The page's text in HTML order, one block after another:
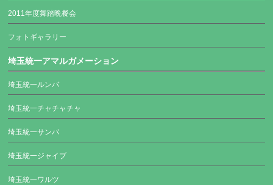
2011年度舞踏晩餐会
フォトギャラリー
埼玉統一アマルガメーション
埼玉統一ルンバ
埼玉統一チャチャチャ
埼玉統一サンバ
埼玉統一ジャイブ
埼玉統一ワルツ